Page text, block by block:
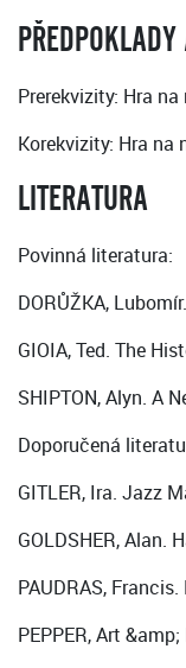
Prerekvizity: Hra
Korekvizity: Hra na
LITERATURA
Povinná literatura:
DORŮŽKA,
GIOIA, Ted. The
SHIPTON, Alyn. A
Doporučená
GITLER, Ira. Jazz
GOLDSHER, Alan.
PAUDRAS,
PEPPER, Art